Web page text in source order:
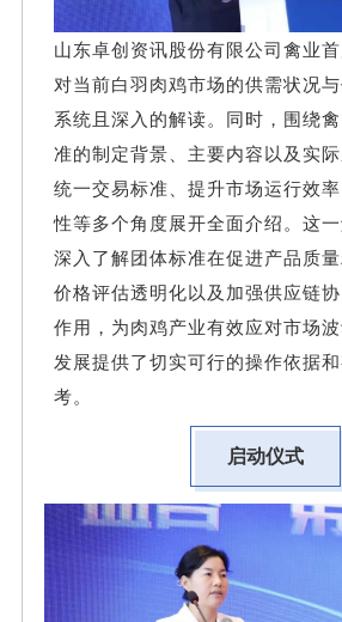
山东卓创资讯股份有限公司禽业首
对当前白羽肉鸡市场的供需状况
系统且深入的解读。同时，围绕
准的制定背景、主要内容以及实
统一交易标准、提升市场运行效
性等多个角度展开全面介绍。这
深入了解团体标准在促进产品质
价格评估透明化以及加强供应链
作用，为肉鸡产业有效应对市场
发展提供了切实可行的操作依据
考。
启动仪式